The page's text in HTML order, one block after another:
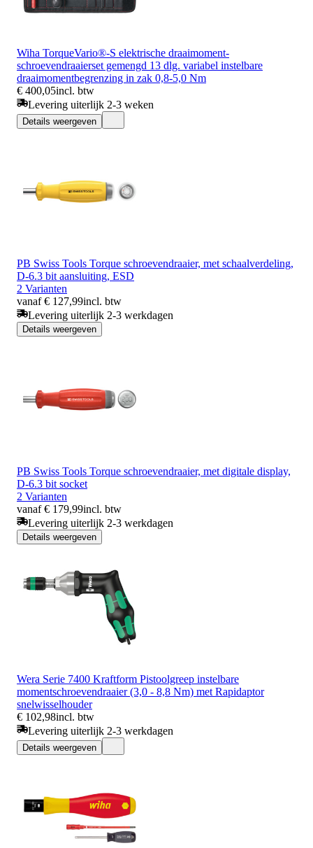
Wiha TorqueVario®-S elektrische draaimoment-
schroevendraaierset gemengd 13 dlg. variabel instelbare
draaimomentbegrenzing in zak 0,8-5,0 Nm
€ 400,05incl. btw
Levering uiterlijk 2-3 weken
Details weergeven
PB Swiss Tools Torque schroevendraaier, met schaalverdeling,
D-6.3 bit aansluiting, ESD
2 Varianten
vanaf € 127,99incl. btw
Levering uiterlijk 2-3 werkdagen
Details weergeven
PB Swiss Tools Torque schroevendraaier, met digitale display,
D-6.3 bit socket
2 Varianten
vanaf € 179,99incl. btw
Levering uiterlijk 2-3 werkdagen
Details weergeven
Wera Serie 7400 Kraftform Pistoolgreep instelbare
momentschroevendraaier (3,0 - 8,8 Nm) met Rapidaptor
snelwisselhouder
€ 102,98incl. btw
Levering uiterlijk 2-3 werkdagen
Details weergeven